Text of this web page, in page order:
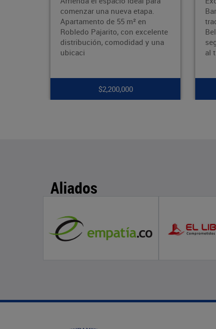
Barrio Obrero Ubicado en el
tradicional Barrio Obrero de
Bello, en una zona tranquila,
segura y con excelente acceso
al t
$1,750,000
Aliados